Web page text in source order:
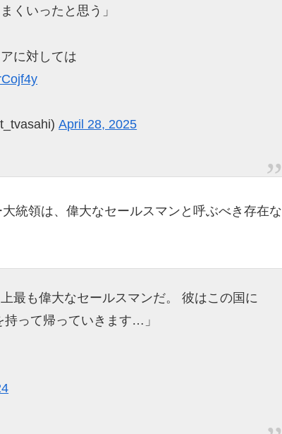
くいったと思う」
に対しては
April 28, 2025
統領は、偉大なセールスマンと呼ぶべき存在な
最も偉大なセールスマンだ。 彼はこの国に
って帰っていきます…」